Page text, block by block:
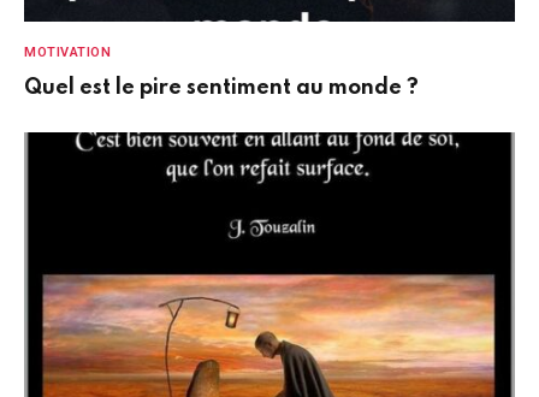
MOTIVATION
Quel est le pire sentiment au monde ?